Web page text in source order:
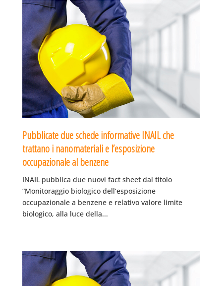
Pubblicate due schede informative INAIL che
trattano i nanomateriali e l’esposizione
occupazionale al benzene
INAIL pubblica due nuovi fact sheet dal titolo
“Monitoraggio biologico dell’esposizione
occupazionale a benzene e relativo valore limite
biologico, alla luce della...